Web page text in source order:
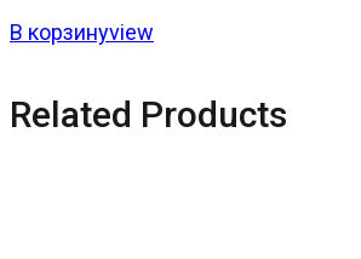
В корзинуview
Related Products